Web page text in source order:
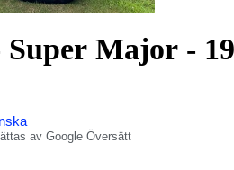
Super Major -
av Google Översätt